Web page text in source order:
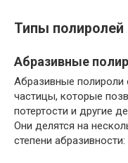
Типы полиролей
Абразивные
Абразивные полироли
частицы, которые
потертости и другие
Они делятся на
степени абразивности: